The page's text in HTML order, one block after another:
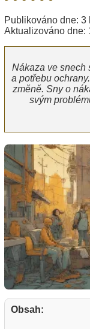
Publikováno dne: 3
Aktualizováno dne:
Nákaza ve snech
a potřebu
změně. Sny o
svým
Obsah: